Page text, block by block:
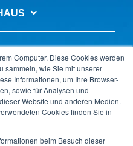
Computer. Diese Cookies werden
sammeln, wie Sie mit unserer
Informationen, um Ihre Browser-
sowie für Analysen und
Website und anderen Medien.
Cookies finden Sie in
beim Besuch dieser
KARRIERE